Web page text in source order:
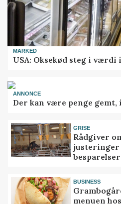
MARKED
USA: Oksekød steg i
ANNONCE
Der kan være penge
GRISE
Rådgiver
justeringer
besparelser
BUSINESS
menuen